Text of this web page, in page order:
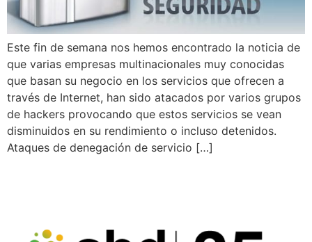
Este fin de semana nos hemos encontrado la noticia de
que varias empresas multinacionales muy conocidas
que basan su negocio en los servicios que ofrecen a
través de Internet, han sido atacados por varios grupos
de hackers provocando que estos servicios se vean
disminuidos en su rendimiento o incluso detenidos.
Ataques de denegación de servicio […]